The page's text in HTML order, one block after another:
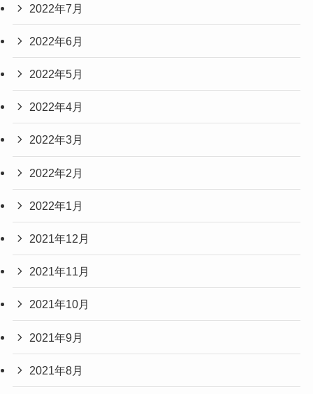
2022年7月
2022年6月
2022年5月
2022年4月
2022年3月
2022年2月
2022年1月
2021年12月
2021年11月
2021年10月
2021年9月
2021年8月